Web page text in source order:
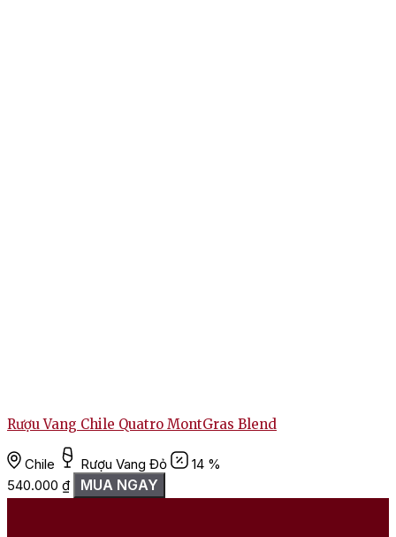
Rượu Vang Chile Quatro MontGras Blend
Chile Rượu Vang Đỏ
14 %
540.000 ₫ MUA NGAY